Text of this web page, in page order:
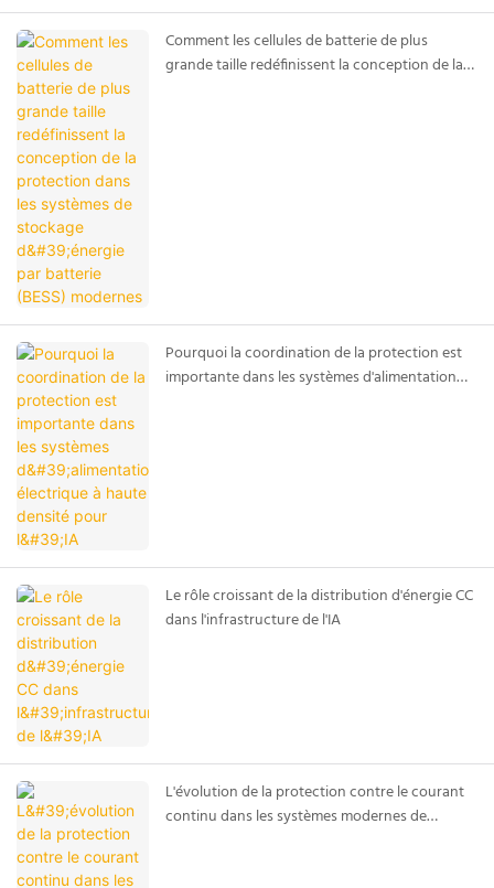
Comment les cellules de batterie de plus
grande taille redéfinissent la conception de la
Pourquoi la coordination de la protection est
importante dans les systèmes d'alimentation
Le rôle croissant de la distribution d'énergie CC
dans l'infrastructure de l'IA
L'évolution de la protection contre le courant
continu dans les systèmes modernes de